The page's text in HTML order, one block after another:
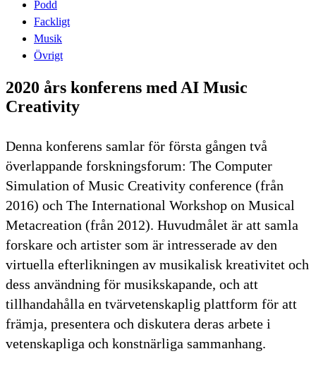
Podd
Fackligt
Musik
Övrigt
2020 års konferens med AI Music
Creativity
Denna konferens samlar för första gången två
överlappande forskningsforum: The Computer
Simulation of Music Creativity conference (från
2016) och The International Workshop on Musical
Metacreation (från 2012). Huvudmålet är att samla
forskare och artister som är intresserade av den
virtuella efterlikningen av musikalisk kreativitet och
dess användning för musikskapande, och att
tillhandahålla en tvärvetenskaplig plattform för att
främja, presentera och diskutera deras arbete i
vetenskapliga och konstnärliga sammanhang.